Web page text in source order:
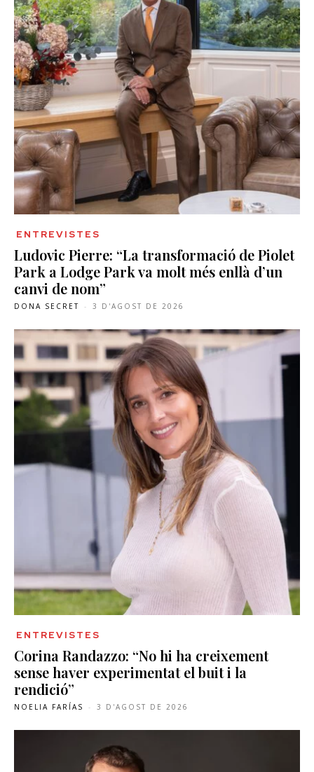
ENTREVISTES
Ludovic Pierre: “La transformació de Piolet
Park a Lodge Park va molt més enllà d’un
canvi de nom”
DONA SECRET - 3 D'AGOST DE 2026
ENTREVISTES
Corina Randazzo: “No hi ha creixement
sense haver experimentat el buit i la
rendició”
NOELIA FARÍAS - 3 D'AGOST DE 2026